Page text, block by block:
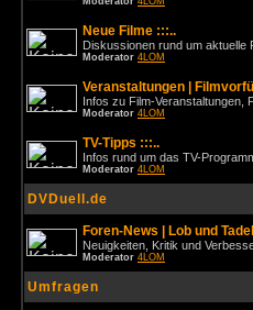
Neue Filme :::..
Diskussionen rund um aktuelle
Moderator 4LOM
Veranstaltungen |
Infos zu Film-Veranstaltungen,
Moderator 4LOM
TV-Tipps :::..
Infos rund um das TV-
Moderator 4LOM
DVDuell.de
Foren-News | Lob und
Neuigkeiten, Kritik und
Moderator 4LOM
Umfragen